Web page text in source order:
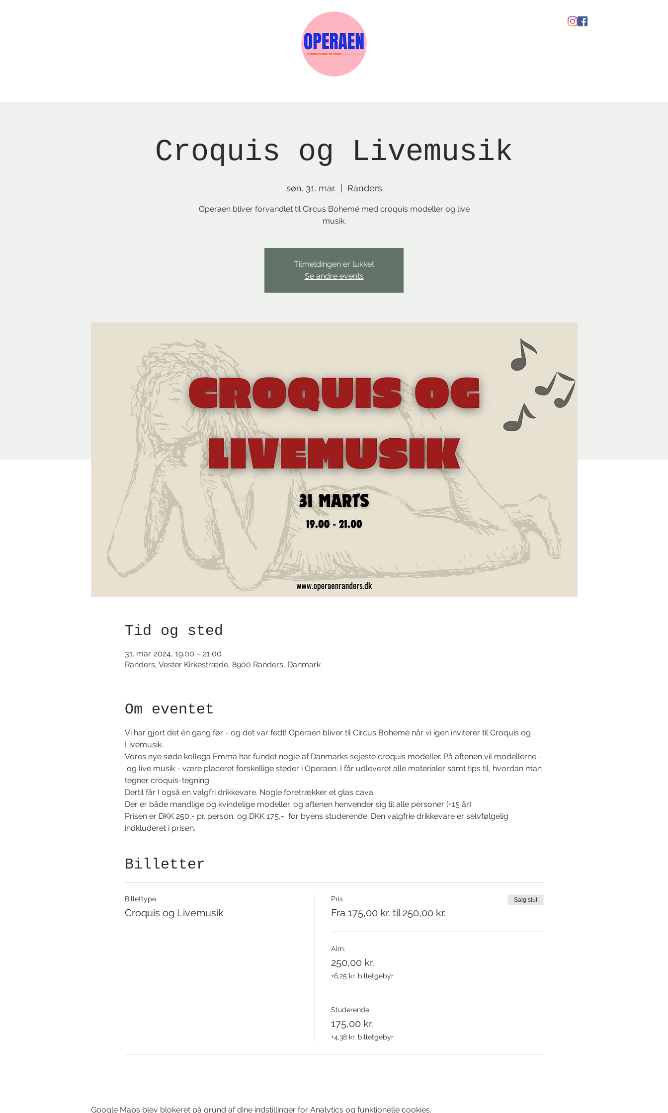
Croquis og Livemusik
søn. 31. mar.
  |
Randers
Operaen bliver forvandlet til Circus Bohemé med croquis modeller og live
musik.
Tilmeldingen er lukket
Se andre events
Tid og sted
31. mar. 2024, 19.00 – 21.00
Randers, Vester Kirkestræde, 8900 Randers, Danmark
Om eventet
Vi har gjort det én gang før - og det var fedt! Operaen bliver til Circus Bohemé når vi igen inviterer til Croquis og
Livemusik.
Vores nye søde kollega Emma har fundet nogle af Danmarks sejeste croquis modeller. På aftenen vil modellerne -
og live musik - være placeret forskellige steder i Operaen. I får udleveret alle materialer samt tips til, hvordan man
tegner croquis-tegning.
Dertil får I også en valgfri drikkevare. Nogle foretrækker et glas cava .
Der er både mandlige og kvindelige modeller, og aftenen henvender sig til alle personer (+15 år).
Prisen er DKK 250,- pr. person, og DKK 175,-  for byens studerende. Den valgfrie drikkevare er selvfølgelig
indkluderet i prisen.
Billetter
Billettype
Croquis og Livemusik
Pris
Fra 175,00 kr. til 250,00 kr.
Salg slut
Alm.
250,00 kr.
+6,25 kr. billetgebyr
Studerende
175,00 kr.
+4,38 kr. billetgebyr
Google Maps blev blokeret på grund af dine indstillinger for Analytics og funktionelle cookies.